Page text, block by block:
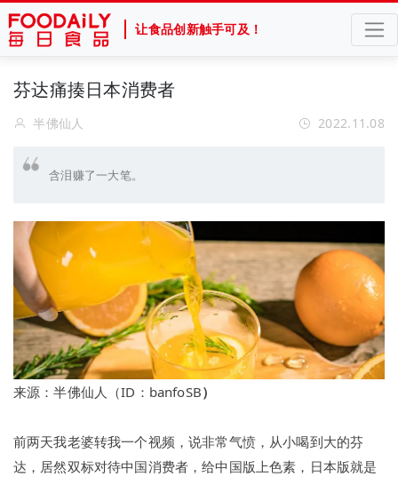
让食品创新触手可及！
芬达痛揍日本消费者
半佛仙人 2022.11.08
含泪赚了一大笔。
来源：半佛仙人（ID ： banfoSB）
前两天我老婆转我一个视频，说非常气愤，从小喝到大的芬
达，居然双标对待中国消费者，给中国版上色素，日本版就是